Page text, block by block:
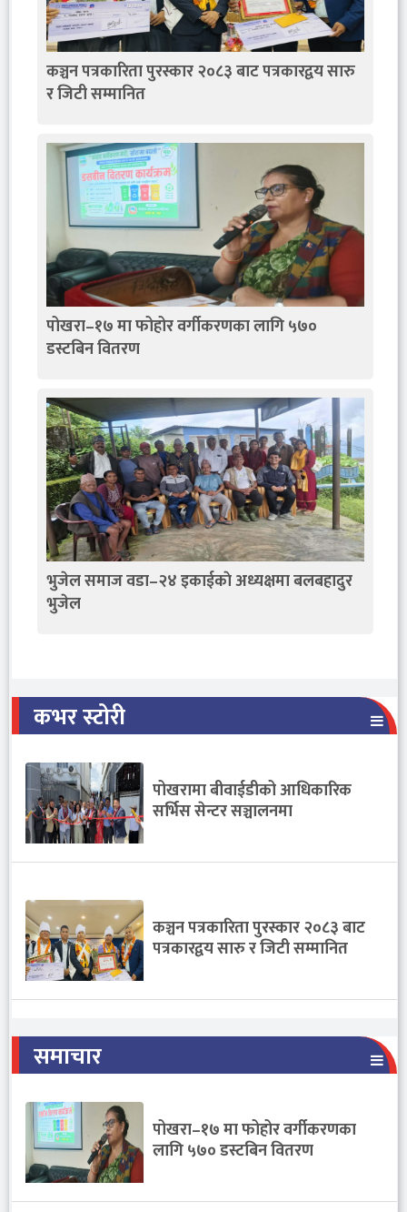
कञ्चन पत्रकारिता पुरस्कार २०८३ बाट पत्रकारद्वय सारु
र जिटी सम्मानित
पोखरा–१७ मा फोहोर वर्गीकरणका लागि ५७०
डस्टबिन वितरण
भुजेल समाज वडा–२४ इकाईकाे अध्यक्षमा बलबहादुर
भुजेल
कभर स्टोरी
पोखरामा बीवाईडीको आधिकारिक
सर्भिस सेन्टर सञ्चालनमा
कञ्चन पत्रकारिता पुरस्कार २०८३ बाट
पत्रकारद्वय सारु र जिटी सम्मानित
समाचार
पोखरा–१७ मा फोहोर वर्गीकरणका
लागि ५७० डस्टबिन वितरण